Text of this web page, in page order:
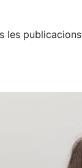
les publicacions